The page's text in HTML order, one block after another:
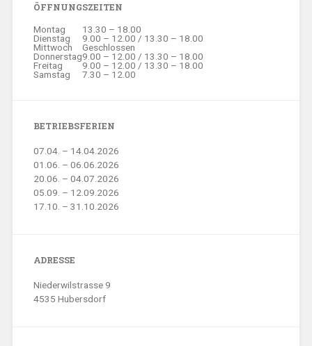
ÖFFNUNGSZEITEN
Montag
13.30 – 18.00
Dienstag
9.00 – 12.00 / 13.30 – 18.00
Mittwoch
Geschlossen
Donnerstag9.00 – 12.00 / 13.30 – 18.00
Freitag
9.00 – 12.00 / 13.30 – 18.00
Samstag
7.30 – 12.00
BETRIEBSFERIEN
07.04. – 14.04.2026
01.06. – 06.06.2026
20.06. – 04.07.2026
05.09. – 12.09.2026
17.10. – 31.10.2026
ADRESSE
Niederwilstrasse 9
4535 Hubersdorf